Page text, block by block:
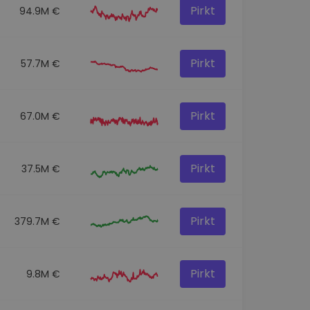
94.9M € Pirkt
57.7M € Pirkt
67.0M € Pirkt
37.5M € Pirkt
379.7M € Pirkt
9.8M € Pirkt